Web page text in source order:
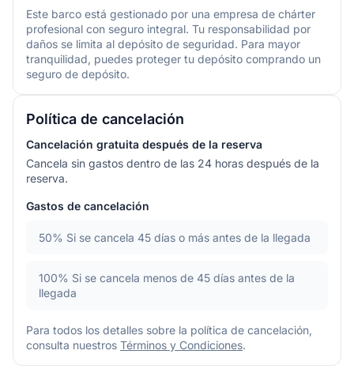
Este barco está gestionado por una empresa de chárter
profesional con seguro integral. Tu responsabilidad por
daños se limita al depósito de seguridad. Para mayor
tranquilidad, puedes proteger tu depósito comprando un
seguro de depósito.
Política de cancelación
Cancelación gratuita después de la reserva
Cancela sin gastos dentro de las 24 horas después de la
reserva.
Gastos de cancelación
50% Si se cancela 45 días o más antes de la llegada
100% Si se cancela menos de 45 días antes de la
llegada
Para todos los detalles sobre la política de cancelación,
consulta nuestros Términos y Condiciones.